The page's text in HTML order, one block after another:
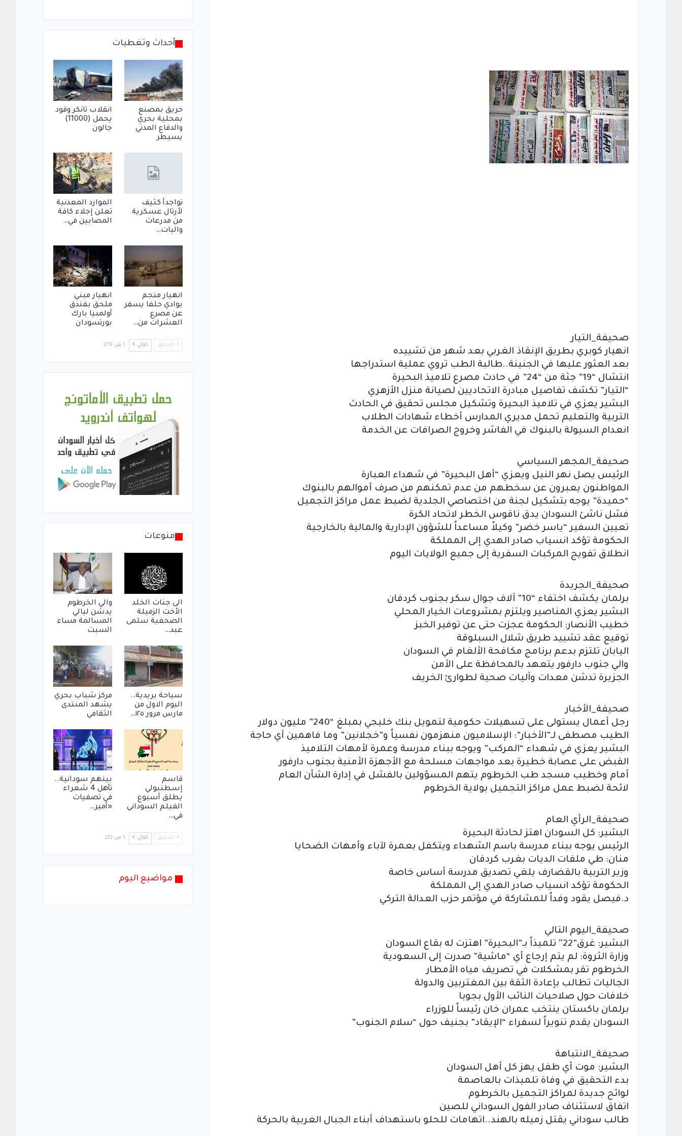
صحيفة_التيار
انهيار كوبري بطريق الإنقاذ الغربي بعد شهر من تشييده
بعد العثور عليها في الجنينة..طالبة الطب تروي عملية استدراجها
انتشال “19” جثة من “24” في حادث مصرع تلاميذ البحيرة
“التيار” تكشف تفاصيل مبادرة الاتحاديين لصيانة منزل الأزهري
البشير يعزي في تلاميذ البحيرة وتشكيل مجلس تحقيق في الحادث
التربية والتعليم تحمل مديري المدارس أخطاء شهادات الطلاب
انعدام السيولة بالبنوك في الفاشر وخروج الصرافات عن الخدمة
صحيفة_المجهر السياسي
الرئيس يصل نهر النيل ويعزي “أهل البحيرة” في شهداء العبارة
المواطنون يعبرون عن سخطهم من عدم تمكنهم من صرف أموالهم بالبنوك
“حميدة” يوجه بتشكيل لجنة من اختصاصي الجلدية لضبط عمل مراكز التجميل
فشل ناشئ السودان يدق ناقوس الخطر لاتحاد الكرة
تعيين السفير “ياسر خضر” وكيلاً مساعداً للشؤون الإدارية والمالية بالخارجية
الحكومة تؤكد انسياب صادر الهدي إلى المملكة
انطلاق تفويج المركبات السفرية إلى جميع الولايات اليوم
صحيفة_الجريدة
برلمان يكشف اختفاء “10” آلاف جوال سكر بجنوب كردفان
البشير يعزي المناصير ويلتزم بمشروعات الخيار المحلي
خطيب الأنصار: الحكومة عجزت حتى عن توفير الخبز
توقيع عقد تشييد طريق شلال السبلوقة
اليابان تلتزم بدعم برنامج مكافحة الألغام في السودان
والي جنوب دارفور يتعهد بالمحافظة على الأمن
الجزيرة تدشن معدات وآليات صحية لطوارئ الخريف
صحيفة_الأخبار
رجل أعمال يستولى على تسهيلات حكومية لتمويل بنك خليجي بمبلغ “240” مليون دولار
الطيب مصطفى لـ”الأخبار”: الإسلاميون منهزمون نفسياً و”خجلانين” وما فاهمين أي حاجة
البشير يعزي في شهداء “المركب” ويوجه ببناء مدرسة وعمرة لأمهات التلاميذ
القبض على عصابة خطيرة بعد مواجهات مسلحة مع الأجهزة الأمنية بجنوب دارفور
أمام وخطيب مسجد طب الخرطوم يتهم المسؤولين بالفشل في إدارة الشأن العام
لائحة لضبط عمل مراكز التجميل بولاية الخرطوم
صحيفة_الرأي العام
البشير: كل السودان اهتز لحادثة البحيرة
الرئيس يوجه ببناء مدرسة باسم الشهداء ويتكفل بعمرة لآباء وأمهات الضحايا
منان: طي ملفات الديات بغرب كردفان
وزير التربية بالقضارف يلغي تصديق مدرسة أساس خاصة
الحكومة تؤكد انسياب صادر الهدي إلى المملكة
د.فيصل يقود وفداً للمشاركة في مؤتمر حزب العدالة التركي
صحيفة_اليوم التالي
البشير: غرق”22″ تلميذاً بـ”البحيرة” اهتزت له بقاع السودان
وزارة الثروة: لم يتم إرجاع أي “ماشية” صدرت إلى السعودية
الخرطوم تقر بمشكلات في تصريف مياه الأمطار
الجاليات تطالب بإعادة الثقة بين المغتربين والدولة
خلافات حول صلاحيات النائب الأول بجوبا
برلمان باكستان ينتخب عمران خان رئيساً للوزراء
السودان يقدم تنويراً لسفراء “الإيقاد” بجنيف حول “سلام الجنوب”
صحيفة_الانتباهة
البشير: موت أي طفل يهز كل أهل السودان
بدء التحقيق في وفاة تلميذات بالعاصمة
لوائح جديدة لمراكز التجميل بالخرطوم
اتفاق لاستئناف صادر الفول السوداني للصين
طالب سوداني يقتل زميله بالهند..اتهامات للحلو باستهداف أبناء الجبال الغربية بالحركة
أحداث وتغطيات
حريق بمصنع
بمحلية بحري
والدفاع المدني
يسيطر
انقلاب تانكر وقود
يحمل (11000)
جالون
تواجدأ كثيف
لأرتال عسكرية
من مدرعات
واليات…
الموارد المعدنية
تعلن إجلاء كافة
المصابين في…
انهيار منجم
بوادي حلفا يسفر
عن مصرع
العشرات من…
انهيار مبني
ملحق بفندق
أولمبيا بارك
بورتسودان
السابق التالي 1 من 279
منوعات
الى جنات الخلد
الأخت الزميلة
الصحفية سلمى
عبد…
والي الخرطوم
يدشن ليالي
المسالمة مساء
السبت
سياحة بريدية..
اليوم الاول من
مارس مرور ١٢٥…
مركز شباب بحري
يشهد المنتدى
الثقافي
قاسم
إسطنبولي
يطلق أسبوع
الفيلم السوداني
في…
بينهم سودانية..
تأهل 4 شعراء
في تصفيات
«أمير…
السابق التالي 1 من 272
مواضيع اليوم